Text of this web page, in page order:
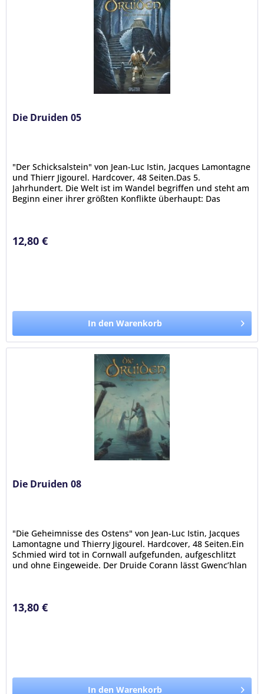
Die Druiden 05
"Der Schicksalstein" von Jean-Luc Istin, Jacques Lamontagne
und Thierr Jigourel. Hardcover, 48 Seiten.Das 5.
Jahrhundert. Die Welt ist im Wandel begriffen und steht am
Beginn einer ihrer größten Konflikte überhaupt: Das
12,80 €
In den Warenkorb
Die Druiden 08
"Die Geheimnisse des Ostens" von Jean-Luc Istin, Jacques
Lamontagne und Thierry Jigourel. Hardcover, 48 Seiten.Ein
Schmied wird tot in Cornwall aufgefunden, aufgeschlitzt
und ohne Eingeweide. Der Druide Corann lässt Gwenc’hlan
13,80 €
In den Warenkorb